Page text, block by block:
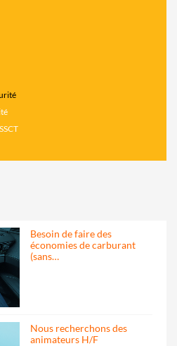
Besoin de faire des
économies de carburant
(sans…
Nous recherchons des
animateurs H/F